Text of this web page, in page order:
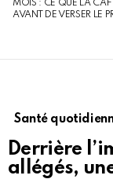
MOIS : CE QUE LA CAF
AVANT DE VERSER LE
Santé
Derrière
allégés,